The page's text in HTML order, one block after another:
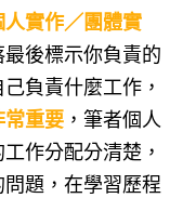
人實作／團體實
後標示你負責的
負責什麼工作，
常重要 ，筆者個人
作分配分清楚，
題，在學習歷程